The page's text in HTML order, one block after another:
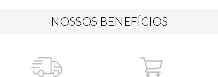
NOSSOS BENEFÍCIOS